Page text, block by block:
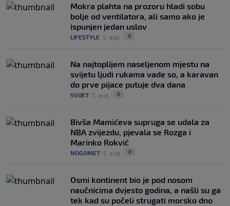
Mokra plahta na prozoru hladi sobu
bolje od ventilatora, ali samo ako je
ispunjen jedan uslov
LIFESTYLE 5. aug. 0
Na najtoplijem naseljenom mjestu na
svijetu ljudi rukama vade so, a karavan
do prve pijace putuje dva dana
SVIJET 5. aug. 0
Bivša Mamićeva supruga se udala za
NBA zvijezdu, pjevala se Rozga i
Marinko Rokvić
NOGOMET 5. aug. 0
Osmi kontinent bio je pod nosom
naučnicima dvjesto godina, a našli su ga
tek kad su počeli strugati morsko dno